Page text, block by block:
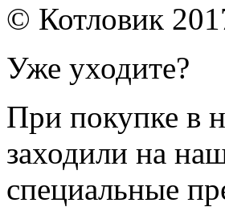
© Котловик
Уже уходите?
При покупке в
заходили на
специальные